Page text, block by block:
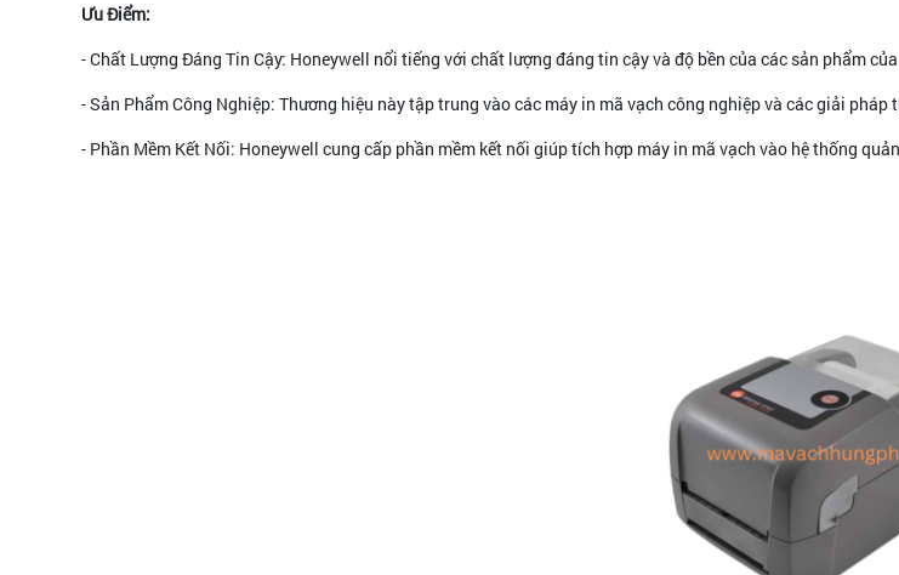
Ưu Điểm:
- Chất Lượng Đáng Tin Cậy: Honeywell nổi tiếng với chất lượng đáng tin cậy và độ bền của các sản phẩm
- Sản Phẩm Công Nghiệp: Thương hiệu này tập trung vào các máy in mã vạch công nghiệp và các giải
- Phần Mềm Kết Nối: Honeywell cung cấp phần mềm kết nối giúp tích hợp máy in mã vạch vào hệ thống